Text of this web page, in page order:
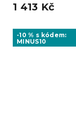
1 413 Kč
-10 % s kódem:
MINUS10